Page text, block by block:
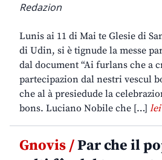
Redazion
Lunis ai 11 di Mai te Glesie di
di Udin, si è tignude la messe
dal document “Ai furlans che a
partecipazion dal nestri vescul
che al à presiedude la
bons. Luciano Nobile che […]
Gnovis /Par che il